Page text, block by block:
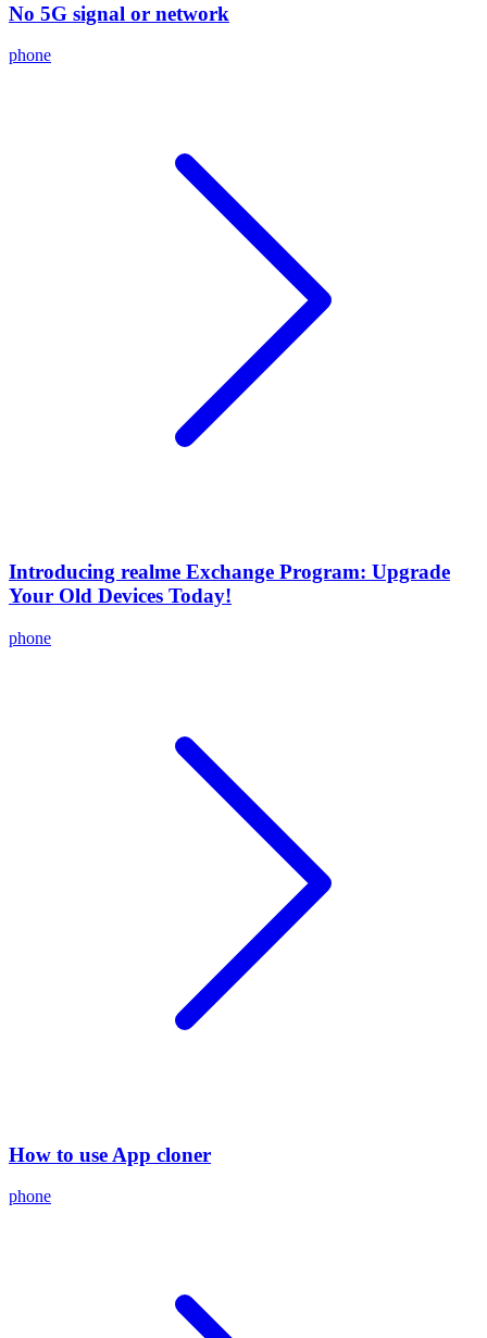
No 5G signal or network
phone
Introducing realme Exchange Program: Upgrade
Your Old Devices Today!
phone
How to use App cloner
phone